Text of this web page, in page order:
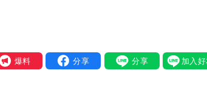
爆料